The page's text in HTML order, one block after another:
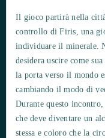
Il gioco partirà nella
controllo di Firis, una
individuare il minerale.
desidera uscire come
la porta verso il mondo
cambiando il modo di
Durante questo
che deve diventare un
stessa e coloro che la